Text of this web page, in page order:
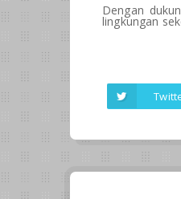
Dengan
lingkungan